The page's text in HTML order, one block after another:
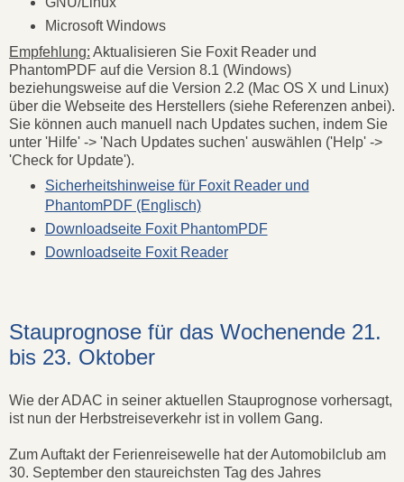
Microsoft Windows
Empfehlung: Aktualisieren Sie Foxit Reader und
PhantomPDF auf die Version 8.1 (Windows)
beziehungsweise auf die Version 2.2 (Mac OS X und Linux)
über die Webseite des Herstellers (siehe Referenzen anbei).
Sie können auch manuell nach Updates suchen, indem Sie
unter 'Hilfe' -> 'Nach Updates suchen' auswählen ('Help' ->
'Check for Update').
Sicherheitshinweise für Foxit Reader und
PhantomPDF (Englisch)
Downloadseite Foxit PhantomPDF
Downloadseite Foxit Reader
Stauprognose für das Wochenende 21.
bis 23. Oktober
Wie der ADAC in seiner aktuellen Stauprognose vorhersagt,
ist nun der Herbstreiseverkehr ist in vollem Gang.
Zum Auftakt der Ferienreisewelle hat der Automobilclub am
30. September den staureichsten Tag des Jahres